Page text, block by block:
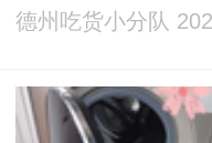
德州吃货小分队